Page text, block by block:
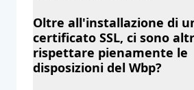
Oltre all'installazione di
certificato SSL, ci sono
rispettare pienamente le
disposizioni del Wbp?